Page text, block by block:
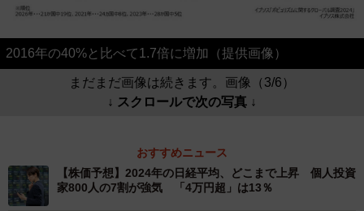
2016年の40%と比べて1.7倍に増加（提供画像）
まだまだ画像は続きます。画像（3/6）
↓ スクロールで次の写真 ↓
おすすめニュース
【株価予想】2024年の日経平均、どこまで上昇 個人投資
家800人の7割が強気 「4万円超」は13％